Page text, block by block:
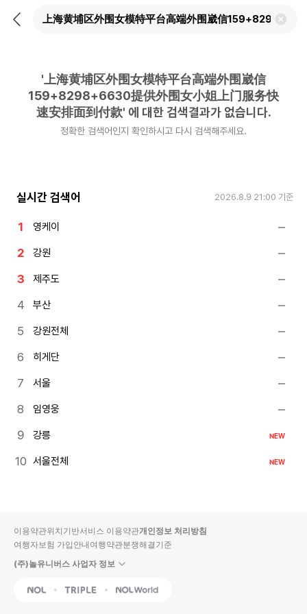
뒤
검
' 上海黄埔区外围女模特平台高端外围崴信
159+8298+6630提供外围女小姐上门服务快
速安排面到付款' 에 대한 검색결과가 없습니다.
정확한 검색어인지 확인하시고 다시 검색해주세요.
실시간 검색어 2026.8.9 21:00 기준
영케이
강원
제주도
부산
강원전체
히게단
서울
임영웅
강릉 NEW
서울전체 NEW
이용약관위치기반서비스 이용약관개인정보 처리방침
여행자보험 가입안내여행약관분쟁해결기준
(주)놀유니버스 사업자 정보
NOL Triple Interpark Global